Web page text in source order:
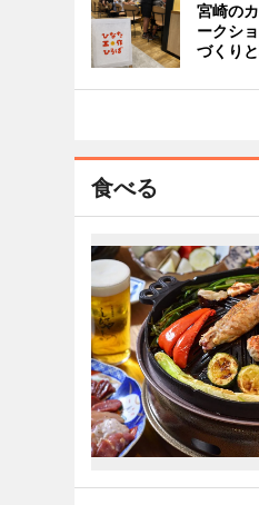
宮崎の
ークシ
づくり
食べる